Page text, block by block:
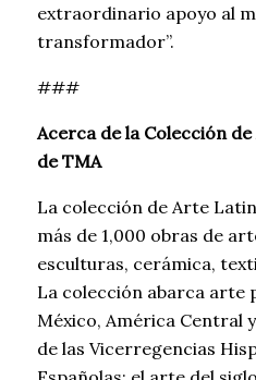
extraordinario apoyo al
transformador”.
###
Acerca de la Colección
de TMA
La colección de Arte
más de 1,000 obras de
esculturas, cerámica,
La colección abarca arte
México, América Central
de las Vicerregencias